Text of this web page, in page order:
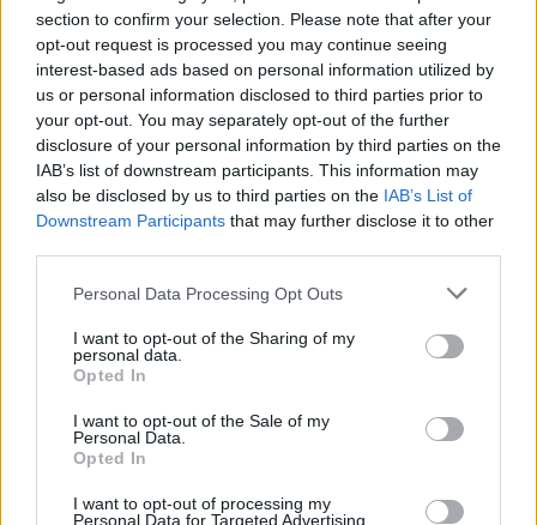
section to confirm your selection. Please note that after your
opt-out request is processed you may continue seeing
interest-based ads based on personal information utilized by
us or personal information disclosed to third parties prior to
your opt-out. You may separately opt-out of the further
disclosure of your personal information by third parties on the
IAB’s list of downstream participants. This information may
also be disclosed by us to third parties on the IAB’s List of
Downstream Participants that may further disclose it to other
Personal Data Processing Opt Outs
I want to opt-out of the Sharing of my
personal data.
Opted In
I want to opt-out of the Sale of my
Personal Data.
Opted In
I want to opt-out of processing my
Personal Data for Targeted Advertising.
07.08.2026 / 16:00
създаде нови жизнеспособни вируси
07.08.2026 / 15:30